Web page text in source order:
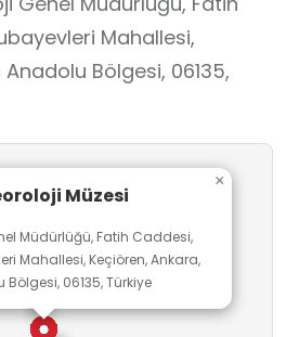
Mahallesi,
Bölgesi, 06135,
Müzesi
Müdürlüğü, Fatih Caddesi,
Mahallesi, Keçiören, Ankara,
06135, Türkiye
×